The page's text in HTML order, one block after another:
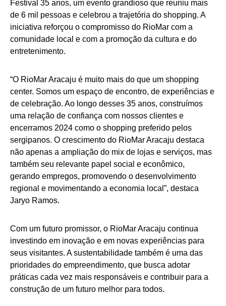
Festival 35 anos, um evento grandioso que reuniu mais
de 6 mil pessoas e celebrou a trajetória do shopping. A
iniciativa reforçou o compromisso do RioMar com a
comunidade local e com a promoção da cultura e do
entretenimento.
“O RioMar Aracaju é muito mais do que um shopping
center. Somos um espaço de encontro, de experiências e
de celebração. Ao longo desses 35 anos, construímos
uma relação de confiança com nossos clientes e
encerramos 2024 como o shopping preferido pelos
sergipanos. O crescimento do RioMar Aracaju destaca
não apenas a ampliação do mix de lojas e serviços, mas
também seu relevante papel social e econômico,
gerando empregos, promovendo o desenvolvimento
regional e movimentando a economia local”, destaca
Jaryo Ramos.
Com um futuro promissor, o RioMar Aracaju continua
investindo em inovação e em novas experiências para
seus visitantes. A sustentabilidade também é uma das
prioridades do empreendimento, que busca adotar
práticas cada vez mais responsáveis e contribuir para a
construção de um futuro melhor para todos.